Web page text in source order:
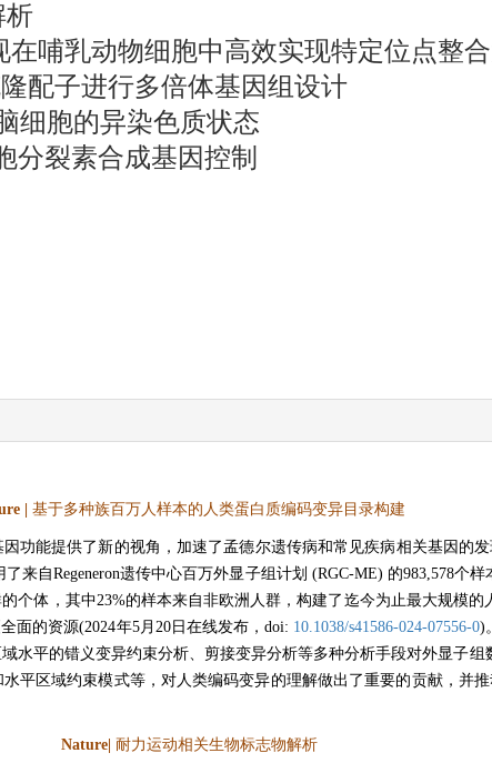
析
在哺乳动物细胞中高效实现特定位点整
配子进行多倍体基因组设计
细胞的异染色质状态
分裂素合成基因控制
| 基于多种族百万人样本的人类蛋白质编码变异目录构建
功能提供了新的视角，加速了孟德尔遗传病和常见疾病相关基因的发
来自Regeneron遗传中心百万外显子组计划 (RGC-ME) 的983,578个
个体，其中23%的样本来自非欧洲人群，构建了迄今为止最大规模
面的资源(2024年5月20日在线发布，doi: 10.1038/s41586-024-07556-0)
水平的错义变异约束分析、剪接变异分析等多种分析手段对外显子
平区域约束模式等，对人类编码变异的理解做出了重要的贡献，并推
Nature| 耐力运动相关生物标志物解析